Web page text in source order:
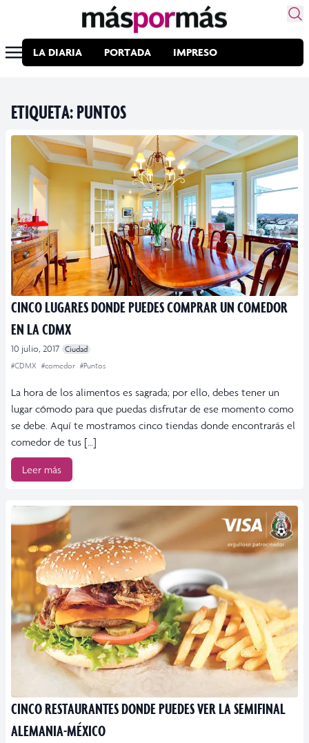
LA DIARIA PORTADA IMPRESO
ETIQUETA:PUNTOS
CINCO LUGARES DONDE PUEDES COMPRAR UN COMEDOR
EN LA CDMX
10 julio, 2017 Ciudad
#CDMX #comedor #Puntos
La hora de los alimentos es sagrada; por ello, debes tener un
lugar cómodo para que puedas disfrutar de ese momento como
se debe. Aquí te mostramos cinco tiendas donde encontrarás el
comedor de tus […]
Leer más
CINCO RESTAURANTES DONDE PUEDES VER LA SEMIFINAL
ALEMANIA-MÉXICO